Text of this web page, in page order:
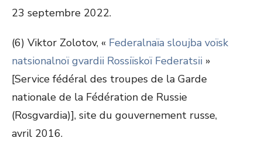
23 septembre 2022.
(6) Viktor Zolotov, « Federalnaïa sloujba voïsk
natsionalnoï gvardii Rossiïskoï Federatsii »
[Service fédéral des troupes de la Garde
nationale de la Fédération de Russie
(Rosgvardia)], site du gouvernement russe,
avril 2016.